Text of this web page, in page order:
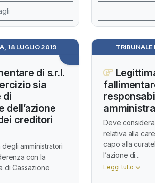
18 LUGLIO 2019
di s.r.l.
sia
di
dell’azione
creditori
amministratori
con la
di Cassazione
TRIBUNALE
Deve
relativa alla
capo alla
l’azione di...
Leggi tutto